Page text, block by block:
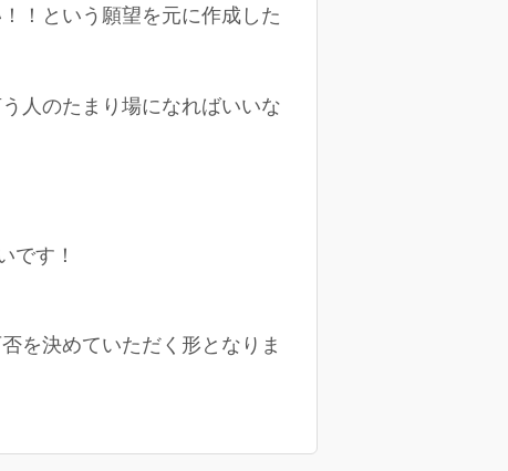
！という願望を元に作成した
人のたまり場になればいいな
です！
を決めていただく形となりま